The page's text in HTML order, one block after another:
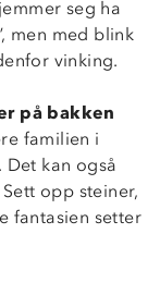
seg ha
men med blink
vinking.
på bakken
familien i
kan også
opp steiner,
fantasien setter